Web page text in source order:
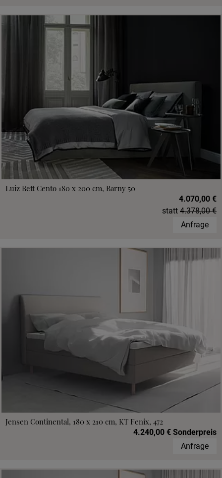
Luiz Bett Cento 180 x 200 cm, Barny 50
4.070,00 €
statt 4.378,00 €
Anfrage
Jensen Continental, 180 x 210 cm, KT Fenix, 472
4.240,00 € Sonderpreis
Anfrage